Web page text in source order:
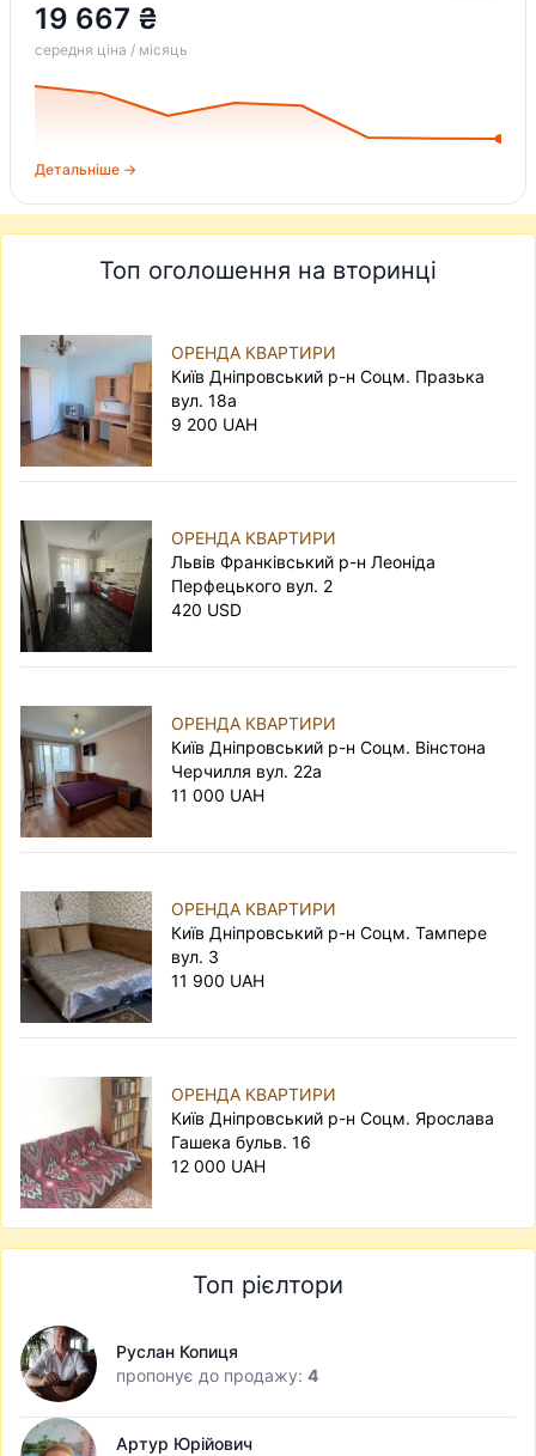
19 667 ₴
середня ціна / місяць
Детальніше →
Топ оголошення на вторинці
ОРЕНДА КВАРТИРИ
Київ Дніпровський р-н Соцм. Празька
вул. 18а
9 200 UAH
ОРЕНДА КВАРТИРИ
Львів Франківський р-н Леоніда
Перфецького вул. 2
420 USD
ОРЕНДА КВАРТИРИ
Київ Дніпровський р-н Соцм. Вінстона
Черчилля вул. 22а
11 000 UAH
ОРЕНДА КВАРТИРИ
Київ Дніпровський р-н Соцм. Тампере
вул. 3
11 900 UAH
ОРЕНДА КВАРТИРИ
Київ Дніпровський р-н Соцм. Ярослава
Гашека бульв. 16
12 000 UAH
Топ рієлтори
Руслан Копиця
пропонує до продажу: 4
Артур Юрійович